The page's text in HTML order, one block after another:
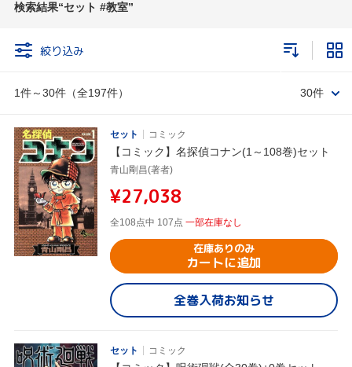
検索結果 セット #教室
絞り込み
1件～30件（全197件） 30件
セット コミック
【コミック】名探偵コナン(1～108巻)セット
青山剛昌(著者)
¥27,038
全108点中 107点 一部在庫なし
在庫ありのみ
カートに追加
全巻入荷お知らせ
セット コミック